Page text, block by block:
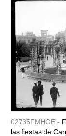
02735FMHGE -
las fiestas de